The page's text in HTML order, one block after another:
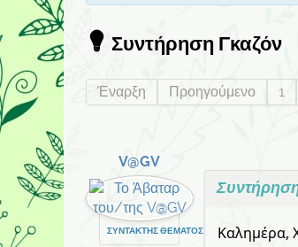
Συντήρηση Γκαζόν
Έναρξη Προηγούμενο 1
V@GV
ΣΥΝΤΆΚΤΗΣ ΘΈΜΑΤΟΣ
Καλημέρα,